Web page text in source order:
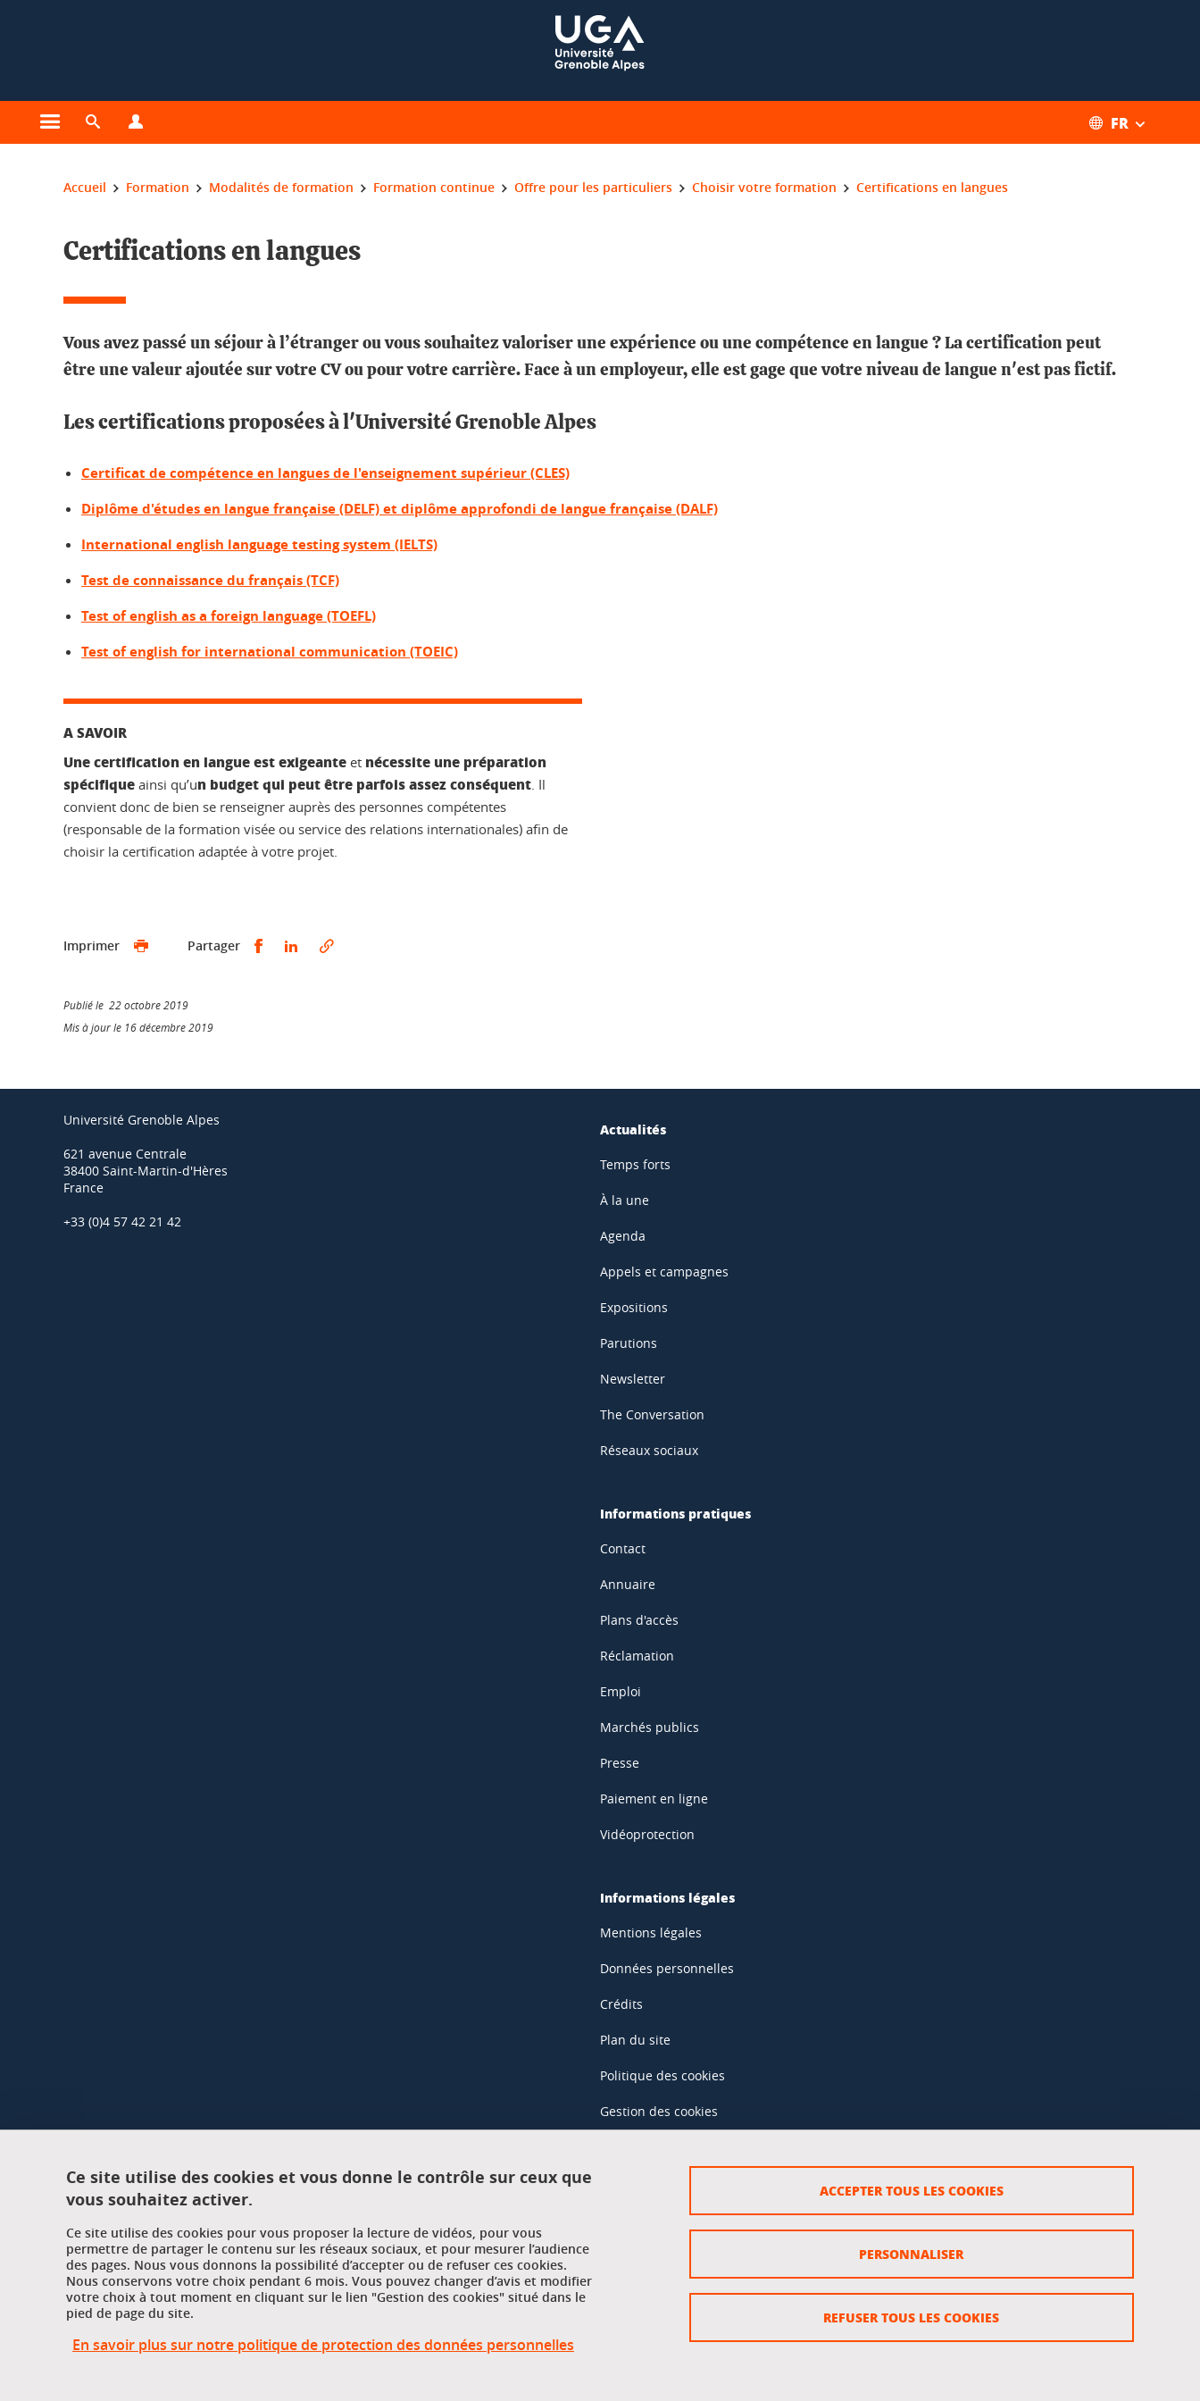
Ouvrir le menu principal
Ouvrir le moteur de recherche FR
Vous êtes ici :
Accueil Formation Modalités de formation Formation continue Offre pour les particuliers Choisir votre formation Certifications en langues
Certifications en langues
Vous avez passé un séjour à l’étranger ou vous souhaitez valoriser une expérience ou une compétence en langue ? La certification peut
être une valeur ajoutée sur votre CV ou pour votre carrière. Face à un employeur, elle est gage que votre niveau de langue n'est pas fictif.
Les certifications proposées à l'Université Grenoble Alpes
Certificat de compétence en langues de l'enseignement supérieur (CLES)
Diplôme d'études en langue française (DELF) et diplôme approfondi de langue française (DALF)
International english language testing system (IELTS)
Test de connaissance du français (TCF)
Test of english as a foreign language (TOEFL)
Test of english for international communication (TOEIC)
A SAVOIR
Une certification en langue est exigeante et nécessite une préparation
spécifique ainsi qu’un budget qui peut être parfois assez conséquent. Il
convient donc de bien se renseigner auprès des personnes compétentes
(responsable de la formation visée ou service des relations internationales) afin de
choisir la certification adaptée à votre projet.
Imprimer Partager Partager sur Facebook
Partager sur LinkedIn
Publié le 22 octobre 2019
Mis à jour le 16 décembre 2019
Université Grenoble Alpes
621 avenue Centrale
38400 Saint-Martin-d'Hères
France
+33 (0)4 57 42 21 42
Actualités
Temps forts
À la une
Agenda
Appels et campagnes
Expositions
Parutions
Newsletter
The Conversation
Réseaux sociaux
Informations pratiques
Contact
Annuaire
Plans d'accès
Réclamation
Emploi
Marchés publics
Presse
Paiement en ligne
Vidéoprotection
Informations légales
Mentions légales
Données personnelles
Crédits
Plan du site
Politique des cookies
Gestion des cookies
Accès réservés
Ce site utilise des cookies et vous donne le contrôle sur ceux que
vous souhaitez activer.
Ce site utilise des cookies pour vous proposer la lecture de vidéos, pour vous
permettre de partager le contenu sur les réseaux sociaux, et pour mesurer l’audience
des pages. Nous vous donnons la possibilité d’accepter ou de refuser ces cookies.
Nous conservons votre choix pendant 6 mois. Vous pouvez changer d’avis et modifier
votre choix à tout moment en cliquant sur le lien "Gestion des cookies" situé dans le
pied de page du site.
En savoir plus sur notre politique de protection des données personnelles
ACCEPTER TOUS LES COOKIES
REFUSER TOUS LES COOKIES
PERSONNALISER